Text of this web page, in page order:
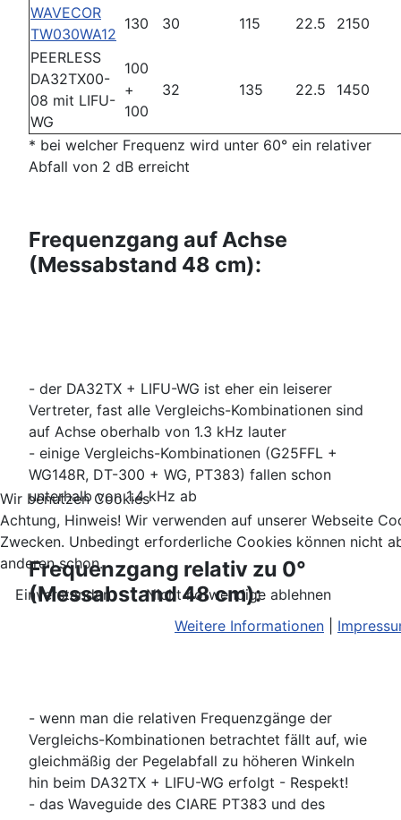
WAVECOR
TW030WA12
130 30 115 22.5
2150
PEERLESS
DA32TX00-
08 mit LIFU-
WG
100
+
100
32 135 22.5 1450
* bei welcher Frequenz wird unter 60° ein relativer
Abfall von 2 dB erreicht
Frequenzgang auf Achse
(Messabstand 48 cm):
- der DA32TX + LIFU-WG ist eher ein leiserer
Vertreter, fast alle Vergleichs-Kombinationen sind
auf Achse oberhalb von 1.3 kHz lauter
- einige Vergleichs-Kombinationen (G25FFL +
WG148R, DT-300 + WG, PT383) fallen schon
unterhalb von 1.4 kHz ab
Frequenzgang relativ zu 0°
(Messabstand 48 cm):
- wenn man die relativen Frequenzgänge der
Vergleichs-Kombinationen betrachtet fällt auf, wie
gleichmäßig der Pegelabfall zu höheren Winkeln
hin beim DA32TX + LIFU-WG erfolgt - Respekt!
- das Waveguide des CIARE PT383 und des
Wir benutzen Cookies
Achtung, Hinweis! Wir verwenden auf unserer Webseite
Zwecken. Unbedingt erforderliche Cookies können nicht
anderen schon.
Einverstanden
Nicht notwendige ablehnen
Weitere Informationen